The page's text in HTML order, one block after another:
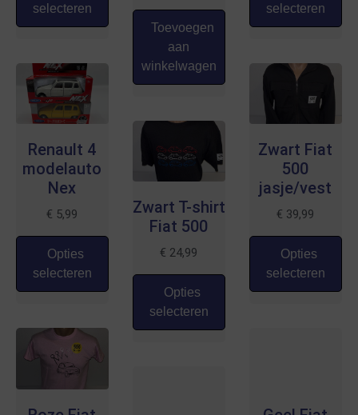
selecteren
selecteren
Toevoegen
aan
winkelwagen
Renault 4
modelauto
Nex
€ 5,99
Opties
selecteren
Zwart Fiat
500
jasje/vest
€ 39,99
Opties
selecteren
Zwart T-shirt
Fiat 500
€ 24,99
Opties
selecteren